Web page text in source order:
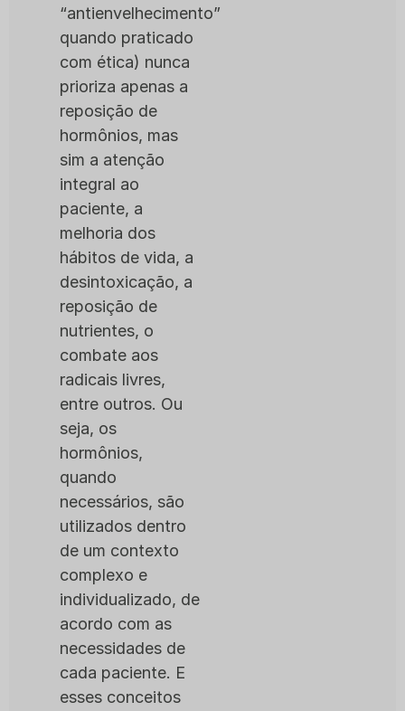
“antienvelhecimento”
quando praticado
com ética) nunca
prioriza apenas a
reposição de
hormônios, mas
sim a atenção
integral ao
paciente, a
melhoria dos
hábitos de vida, a
desintoxicação, a
reposição de
nutrientes, o
combate aos
radicais livres,
entre outros. Ou
seja, os
hormônios,
quando
necessários, são
utilizados dentro
de um contexto
complexo e
individualizado, de
acordo com as
necessidades de
cada paciente. E
esses conceitos